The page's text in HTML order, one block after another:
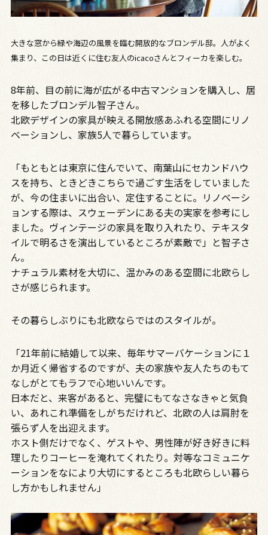
大きな窓から緑や海辺の風景を臨む開放的なブロンデル邸。人がよく
集まり、この日は近くに住む友人のicacoさんとフィーカを楽しむ。
8年前、目の前に海が広がる中古マンションを購入し、居
を移したブロンデル智子さん。
北欧デザインの家具が映える開放感あふれる空間にリノ
ベーションし、家族5人で暮らしています。
「もともとは東京に住んでいて、南葉山にセカンドハウ
スを持ち、ときどきこちらで過ごす生活をしていました
が、今の住まいに出合い、定住することに。リノベーシ
ョンする際は、スウェーデンにある夫の実家を参考にし
ました。ヴィンテージの家具を取り入れたり、テキスタ
イルで明るさを演出しているところが素敵で」と智子さ
ん。
ナチュラル素材を大切に、温かみのある空間に北欧らし
さが感じられます。
その暮らしぶりにも北欧ならではのスタイルが。
「21年前に結婚して以来、毎年サマーバケーションに１
か月近く帰省するのですが、夫の家族や友人たちのもて
なしがとてもラフで心地いいんです。
日本だと、来客があると、完璧にもてなさなきゃと気負
い、あれこれ準備をしがちだけれど、北欧の人は肩肘を
張らず人を出迎えます。
ホスト側だけでなく、ゲストや、男性陣が好き好きに料
理したりコーヒーを淹れてくれたり。対等なコミュニケ
ーションをなにより大切にするところも北欧らしい暮ら
し方かもしれません」